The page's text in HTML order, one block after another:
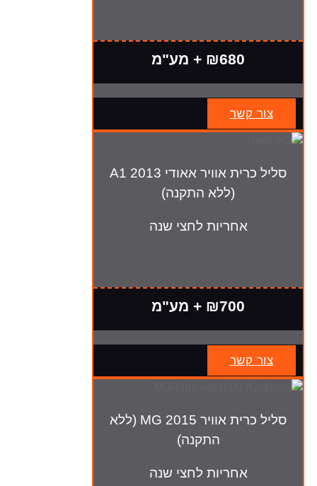
₪680 + מע"מ
צור קשר
סליל כרית אוויר אאודי A1 2013
(ללא התקנה)
אחריות לחצי שנה
₪700 + מע"מ
צור קשר
סליל כרית אוויר MG 2015 (ללא
התקנה)
אחריות לחצי שנה